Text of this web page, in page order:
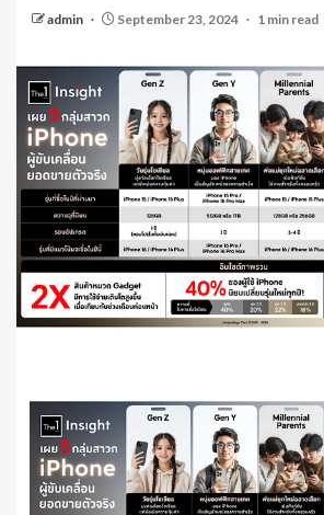
admin September 23, 2024 1 min read